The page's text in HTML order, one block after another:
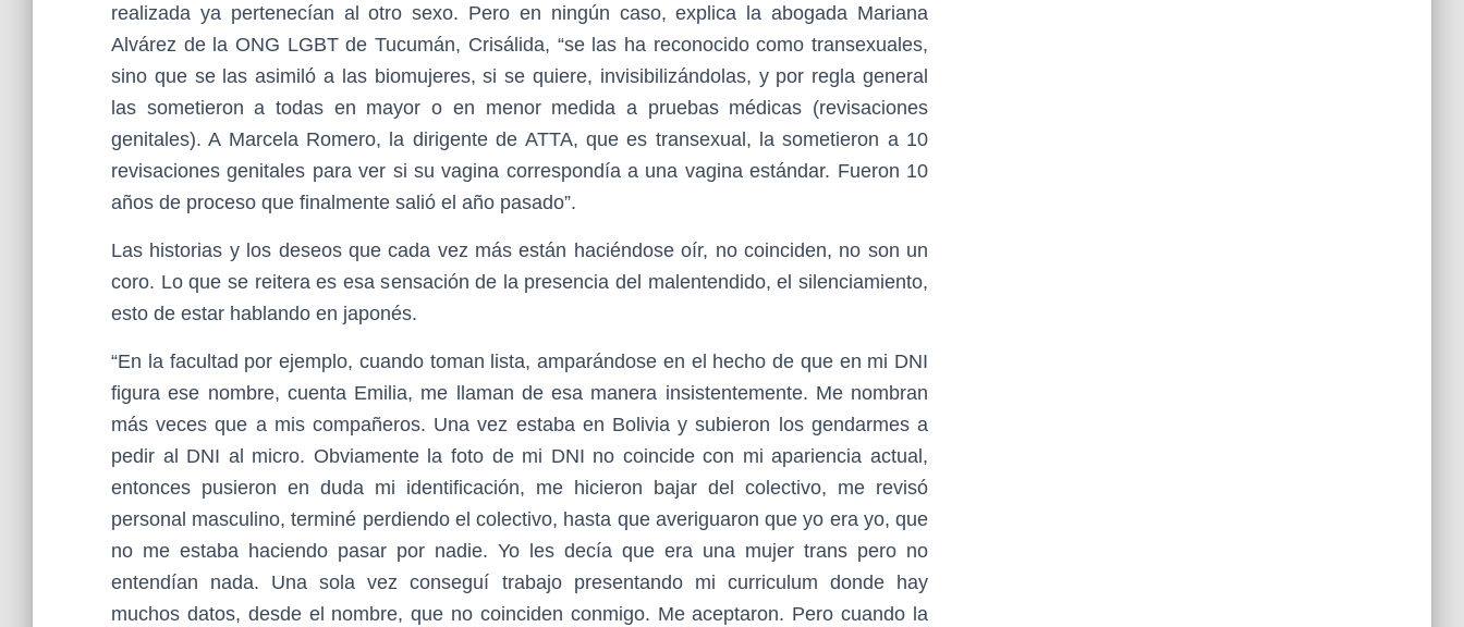
realizada ya pertenecían al otro sexo. Pero en ningún caso, explica la abogada Mariana
Alvárez de la ONG LGBT de Tucumán, Crisálida, “se las ha reconocido como transexuales,
sino que se las asimiló a las biomujeres, si se quiere, invisibilizándolas, y por regla general
las sometieron a todas en mayor o en menor medida a pruebas médicas (revisaciones
genitales). A Marcela Romero, la dirigente de ATTA, que es transexual, la sometieron a 10
revisaciones genitales para ver si su vagina correspondía a una vagina estándar. Fueron 10
años de proceso que finalmente salió el año pasado”.
Las historias y los deseos que cada vez más están haciéndose oír, no coinciden, no son un
coro. Lo que se reitera es esa sensación de la presencia del malentendido, el silenciamiento,
esto de estar hablando en japonés.
“En la facultad por ejemplo, cuando toman lista, amparándose en el hecho de que en mi DNI
figura ese nombre, cuenta Emilia, me llaman de esa manera insistentemente. Me nombran
más veces que a mis compañeros. Una vez estaba en Bolivia y subieron los gendarmes a
pedir al DNI al micro. Obviamente la foto de mi DNI no coincide con mi apariencia actual,
entonces pusieron en duda mi identificación, me hicieron bajar del colectivo, me revisó
personal masculino, terminé perdiendo el colectivo, hasta que averiguaron que yo era yo, que
no me estaba haciendo pasar por nadie. Yo les decía que era una mujer trans pero no
entendían nada. Una sola vez conseguí trabajo presentando mi curriculum donde hay
muchos datos, desde el nombre, que no coinciden conmigo. Me aceptaron. Pero cuando la